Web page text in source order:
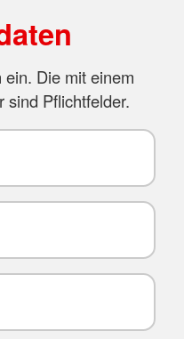
Die mit einem
sind Pflichtfelder.